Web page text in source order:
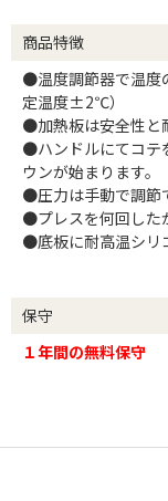
商品特徴
●温度調節器で温度
定温度±2℃）
●加熱板は安全性と
●ハンドルにてコテ
ウンが始まります。
●圧力は手動で調節
●プレスを何回した
●底板に耐高温シリ
保守
１年間の無料保守